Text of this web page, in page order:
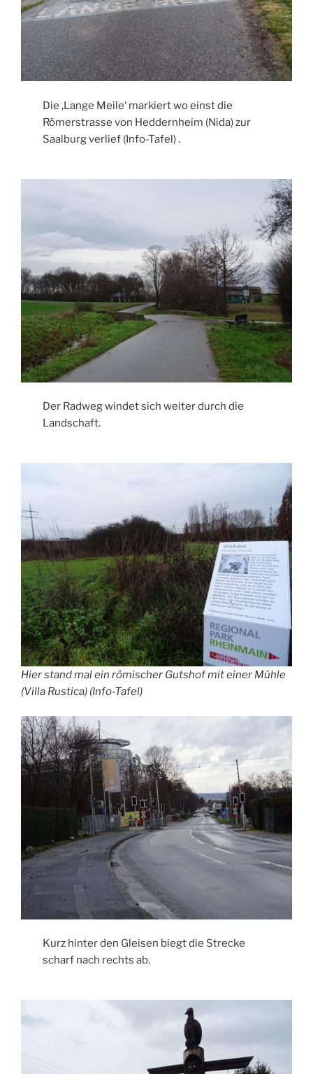
Die ‚Lange Meile‘ markiert wo einst die
Römerstrasse von Heddernheim (Nida) zur
Saalburg verlief (Info-Tafel) .
Der Radweg windet sich weiter durch die
Landschaft.
Hier stand mal ein römischer Gutshof mit einer Mühle
(Villa Rustica) (Info-Tafel)
Kurz hinter den Gleisen biegt die Strecke
scharf nach rechts ab.